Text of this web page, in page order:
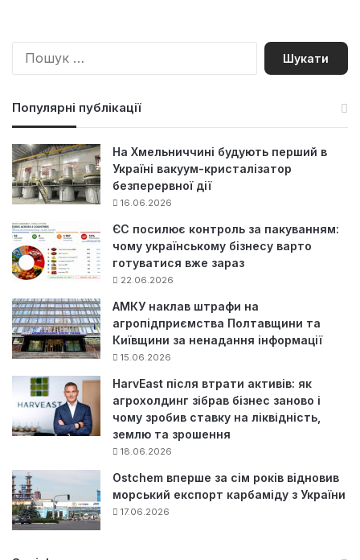
П
Популярні публікації
На Хмельниччині будують перший в
Україні вакуум-кристалізатор
безперервної дії
16.06.2026
ЄС посилює контроль за пакуванням:
чому українському бізнесу варто
готуватися вже зараз
22.06.2026
АМКУ наклав штрафи на
агропідприємства Полтавщини та
Київщини за ненадання інформації
15.06.2026
HarvEast після втрати активів: як
агрохолдинг зібрав бізнес заново і
чому зробив ставку на ліквідність,
землю та зрошення
18.06.2026
Ostchem вперше за сім років відновив
морський експорт карбаміду з України
17.06.2026